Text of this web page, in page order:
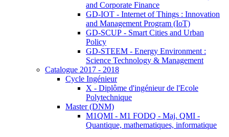
and Corporate Finance
GD-IOT - Internet of Things : Innovation
and Management Program (IoT)
GD-SCUP - Smart Cities and Urban
Policy
GD-STEEM - Energy Environment :
Science Technology & Management
Catalogue 2017 - 2018
Cycle Ingénieur
X - Diplôme d'ingénieur de l'Ecole
Polytechnique
Master (DNM)
M1QMI - M1 FODQ - Maj. QMI -
Quantique, mathematiques, informatique